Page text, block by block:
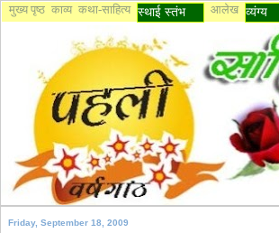
मुख्य पृष्ठ काव्य कथा-साहित्य स्थाई स्तंभ आलेख व्यंग्य
Friday, September 18, 2009